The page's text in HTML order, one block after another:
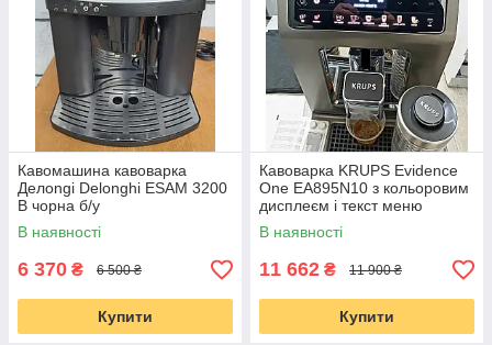
Кавомашина кавоварка
Делоngі Delonghi ESAM 3200
B чорна б/у
В наявності
6 370 ₴ 6 500 ₴
Купити
Кавоварка KRUPS Evidence
One EA895N10 з кольоровим
дисплеєм і текст меню
В наявності
11 662 ₴ 11 900 ₴
Купити